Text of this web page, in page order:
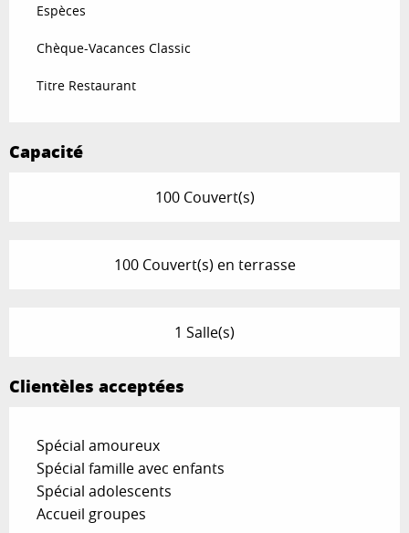
Espèces
Chèque-Vacances Classic
Titre Restaurant
Capacité
100 Couvert(s)
100 Couvert(s) en terrasse
1 Salle(s)
Clientèles acceptées
Spécial amoureux
Spécial famille avec enfants
Spécial adolescents
Accueil groupes